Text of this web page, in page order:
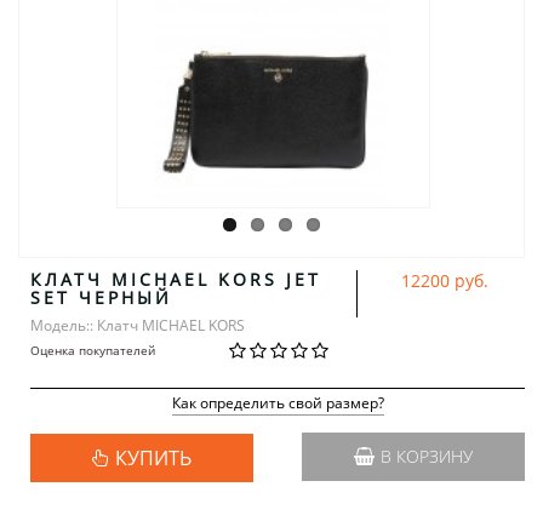
КЛАТЧ MICHAEL KORS JET
SET ЧЕРНЫЙ
Модель:: Клатч MICHAEL KORS
Оценка покупателей
12200 руб.
Как определить свой размер?
КУПИТЬ В КОРЗИНУ